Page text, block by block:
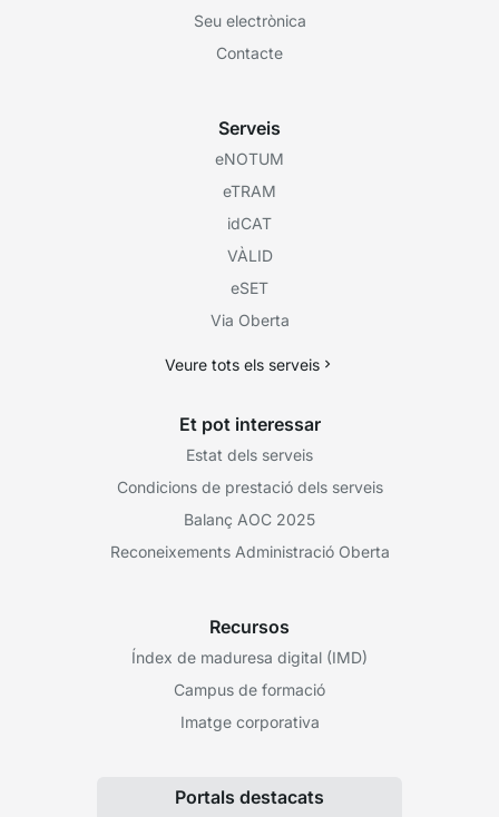
Seu electrònica
Contacte
Serveis
eNOTUM
eTRAM
idCAT
VÀLID
eSET
Via Oberta
Veure tots els serveis
Et pot interessar
Estat dels serveis
Condicions de prestació dels serveis
Balanç AOC 2025
Reconeixements Administració Oberta
Recursos
Índex de maduresa digital (IMD)
Campus de formació
Imatge corporativa
Portals destacats